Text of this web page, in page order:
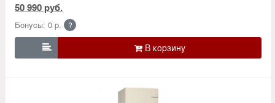
50 990 руб.
Бонусы: 0 р. ?
